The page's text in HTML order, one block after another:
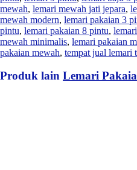
mewah, lemari mewah jati jepara,
mewah modern, lemari pakaian 3
pintu, lemari pakaian 8 pintu,
mewah minimalis, lemari pakaian
pakaian mewah, tempat jual lemari
Produk lain Lemari